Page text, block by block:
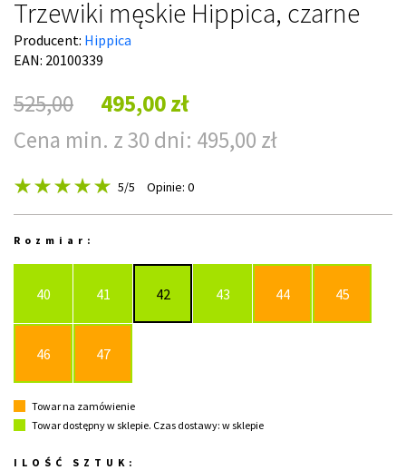
Trzewiki męskie Hippica, czarne
Producent: Hippica
EAN: 20100339
525,00
495,00 zł
Cena min. z 30 dni: 495,00 zł
5/5 Opinie: 0
Rozmiar:
40 41 42 43 44 45
46 47
Towar na zamówienie
Towar dostępny w sklepie. Czas dostawy: w sklepie
ILOŚĆ SZTUK: